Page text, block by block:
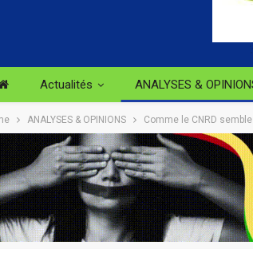
Actualités ANALYSES &
ANALYSES & OPINIONS Comme le CNRD